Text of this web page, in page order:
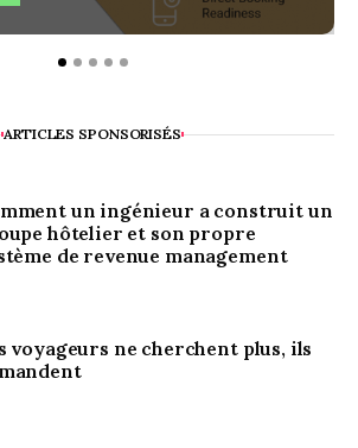
ARTICLES SPONSORISÉS
un ingénieur a construit un
hôtelier et son propre
de revenue management
voyageurs ne cherchent plus, ils